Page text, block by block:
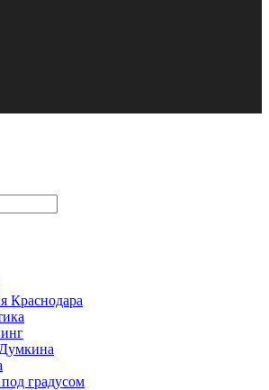
Краснодара
градусом